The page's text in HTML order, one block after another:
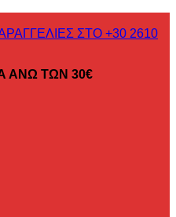
ΣΤΟ +30 2610
ΑΝΩ ΤΩΝ 30€